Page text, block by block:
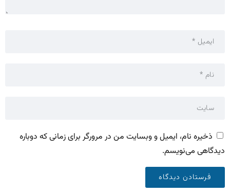
ذخیره نام، ایمیل و وبسایت من در مرورگر برای زمانی که دوباره
دیدگاهی می‌نویسم.